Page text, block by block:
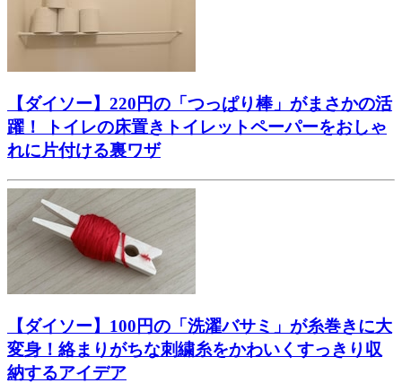
【ダイソー】220円の「つっぱり棒」がまさかの活
躍！ トイレの床置きトイレットペーパーをおしゃ
れに片付ける裏ワザ
【ダイソー】100円の「洗濯バサミ」が糸巻きに大
変身！絡まりがちな刺繍糸をかわいくすっきり収
納するアイデア